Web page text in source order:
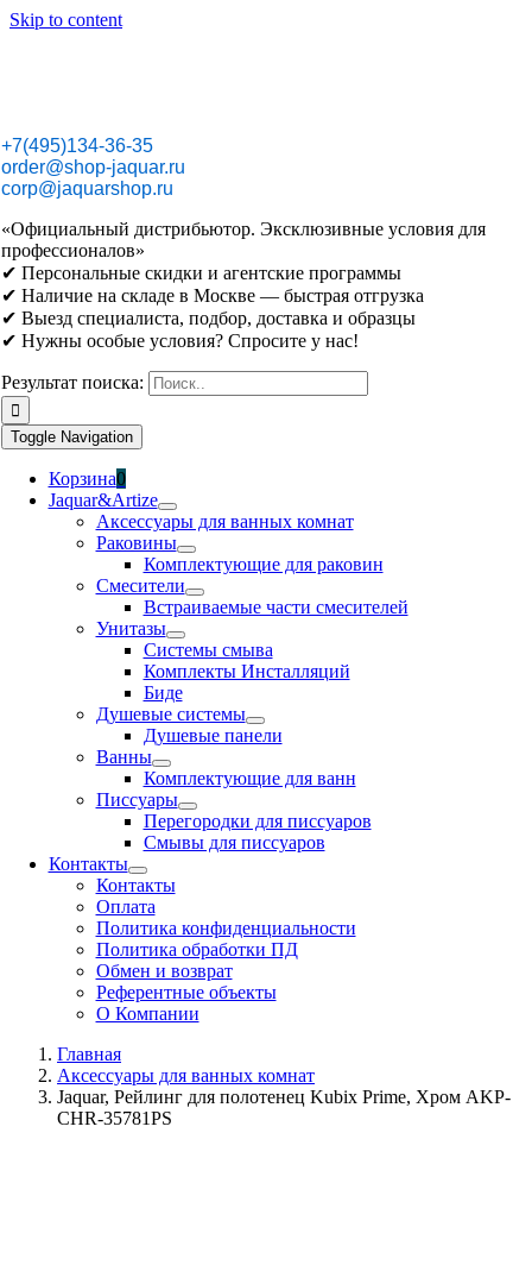
Skip to content
+7(495)134-36-35
order@shop-jaquar.ru
corp@jaquarshop.ru
«Официальный дистрибьютор. Эксклюзивные условия для
профессионалов»
✔ Персональные скидки и агентские программы
✔ Наличие на складе в Москве — быстрая отгрузка
✔ Выезд специалиста, подбор, доставка и образцы
✔ Нужны особые условия? Спросите у нас!
Результат поиска:
Toggle Navigation
Корзина0
Jaquar&Artize
Аксессуары для ванных комнат
Раковины
Комплектующие для раковин
Смесители
Встраиваемые части смесителей
Унитазы
Системы смыва
Комплекты Инсталляций
Биде
Душевые системы
Душевые панели
Ванны
Комплектующие для ванн
Писсуары
Перегородки для писсуаров
Смывы для писсуаров
Контакты
Контакты
Оплата
Политика конфиденциальности
Политика обработки ПД
Обмен и возврат
Референтные объекты
О Компании
Главная
Аксессуары для ванных комнат
Jaquar, Рейлинг для полотенец Kubix Prime, Хром AKP-
CHR-35781PS